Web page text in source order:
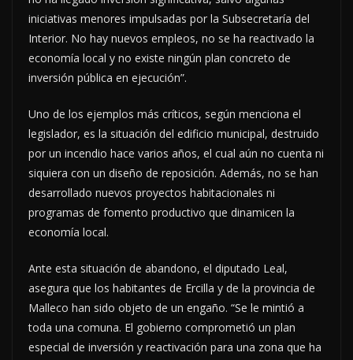
iniciativas menores impulsadas por la Subsecretaría del
Interior. No hay nuevos empleos, no se ha reactivado la
economía local y no existe ningún plan concreto de
inversión pública en ejecución”.
Uno de los ejemplos más críticos, según menciona el
legislador, es la situación del edificio municipal, destruido
por un incendio hace varios años, el cual aún no cuenta ni
siquiera con un diseño de reposición. Además, no se han
desarrollado nuevos proyectos habitacionales ni
programas de fomento productivo que dinamicen la
economía local.
Ante esta situación de abandono, el diputado Leal,
asegura que los habitantes de Ercilla y de la provincia de
Malleco han sido objeto de un engaño. “Se le mintió a
toda una comuna. El gobierno comprometió un plan
especial de inversión y reactivación para una zona que ha